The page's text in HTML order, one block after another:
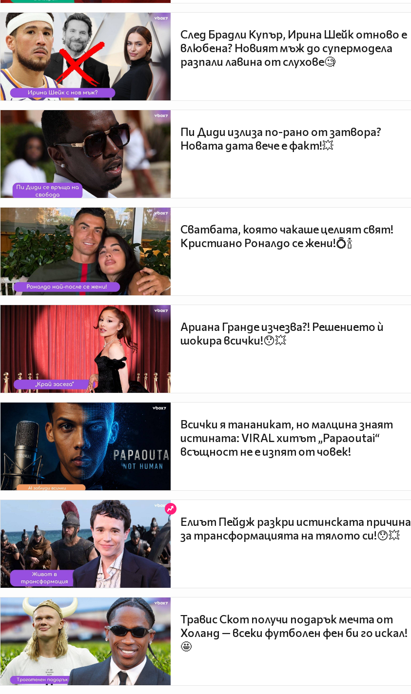
След Брадли Купър, Ирина Шейк отново е
влюбена? Новият мъж до супермодела
разпали лавина от слухове🧐
Пи Диди излиза по-рано от затвора?
Новата дата вече е факт!💥
Сватбата, която чакаше целият свят!
Кристиано Роналдо се жени!💍🍾
Ариана Гранде изчезва?! Решението ѝ
шокира всички!😯💥
Всички я тананикат, но малцина знаят
истината: VIRAL хитът „Papaoutai“
всъщност не е изпят от човек!
Елиът Пейдж разкри истинската причина
за трансформацията на тялото си!😯💥
Травис Скот получи подарък мечта от
Холанд — всеки футболен фен би го искал!
🤩